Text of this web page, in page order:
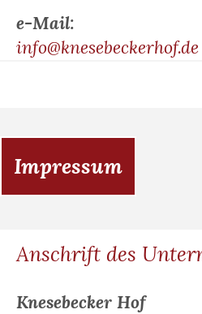
e-Mail:
info@knesebeckerhof.de
Impressum
Anschrift des
Knesebecker Hof